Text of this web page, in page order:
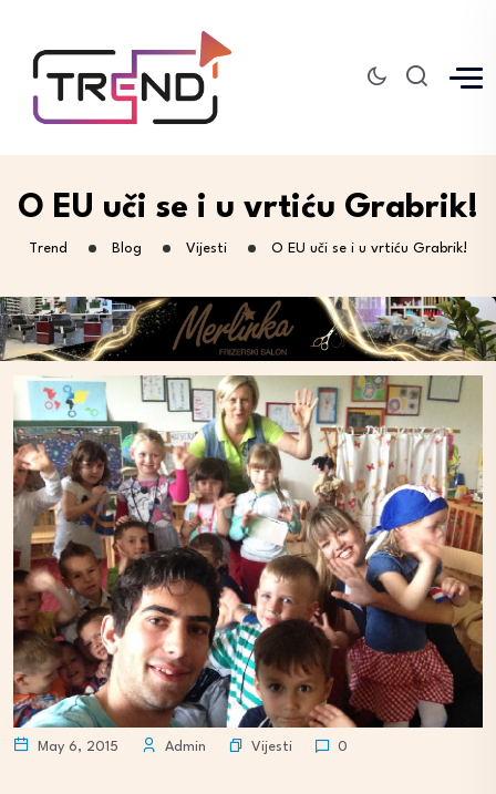
O EU uči se i u vrtiću Grabrik!
Trend Blog Vijesti O EU uči se i u vrtiću Grabrik!
May 6, 2015 Admin Vijesti 0